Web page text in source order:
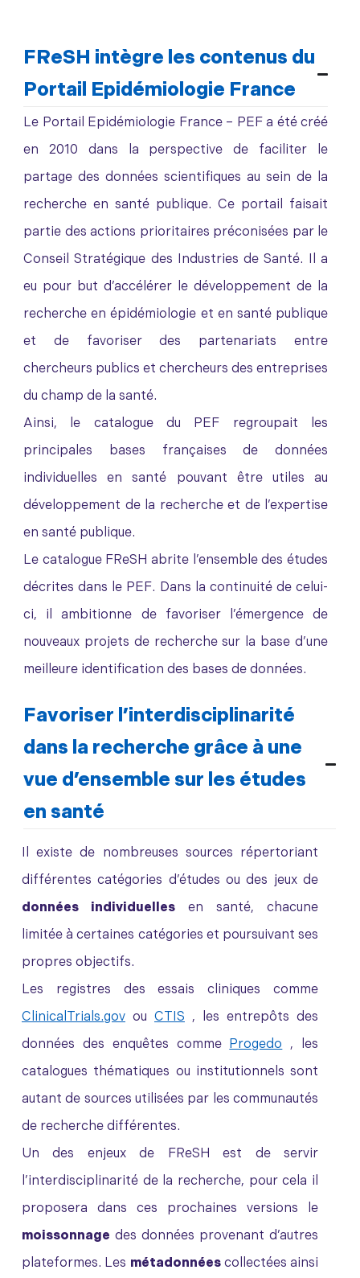
FReSH intègre les contenus du
Portail Epidémiologie France
Le Portail Epidémiologie France – PEF a été créé
en 2010 dans la perspective de faciliter le
partage des données scientifiques au sein de la
recherche en santé publique. Ce portail faisait
partie des actions prioritaires préconisées par le
Conseil Stratégique des Industries de Santé. Il a
eu pour but d’accélérer le développement de la
recherche en épidémiologie et en santé publique
et de favoriser des partenariats entre
chercheurs publics et chercheurs des entreprises
du champ de la santé.
Ainsi, le catalogue du PEF regroupait les
principales bases françaises de données
individuelles en santé pouvant être utiles au
développement de la recherche et de l’expertise
en santé publique.
Le catalogue FReSH abrite l’ensemble des études
décrites dans le PEF. Dans la continuité de celui-
ci, il ambitionne de favoriser l’émergence de
nouveaux projets de recherche sur la base d’une
meilleure identification des bases de données.
Favoriser l’interdisciplinarité
dans la recherche grâce à une
vue d’ensemble sur les études
en santé
Il existe de nombreuses sources répertoriant
différentes catégories d’études ou des jeux de
données individuelles en santé, chacune
limitée à certaines catégories et poursuivant ses
propres objectifs.
Les registres des essais cliniques comme
ClinicalTrials.gov ou CTIS , les entrepôts des
données des enquêtes comme Progedo , les
catalogues thématiques ou institutionnels sont
autant de sources utilisées par les communautés
de recherche différentes.
Un des enjeux de FReSH est de servir
l’interdisciplinarité de la recherche, pour cela il
proposera dans ces prochaines versions le
moissonnage des données provenant d’autres
plateformes. Les métadonnéescollectées ainsi